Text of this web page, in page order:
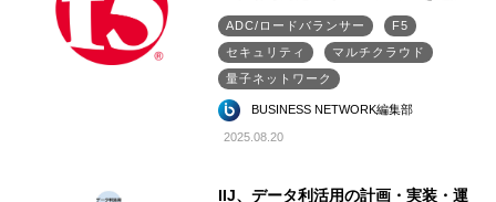
ADC/ロードバランサー
F5
セキュリティ
マルチクラウド
量子ネットワーク
BUSINESS NETWORK編集部
2025.08.20
IIJ、データ利活用の計画・実装・運